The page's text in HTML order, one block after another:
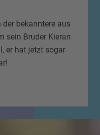
bekanntere aus
sein Bruder Kieran
er hat jetzt sogar